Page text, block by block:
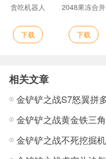
贪吃机器人
下载
2048果冻合并
下载
相关文章